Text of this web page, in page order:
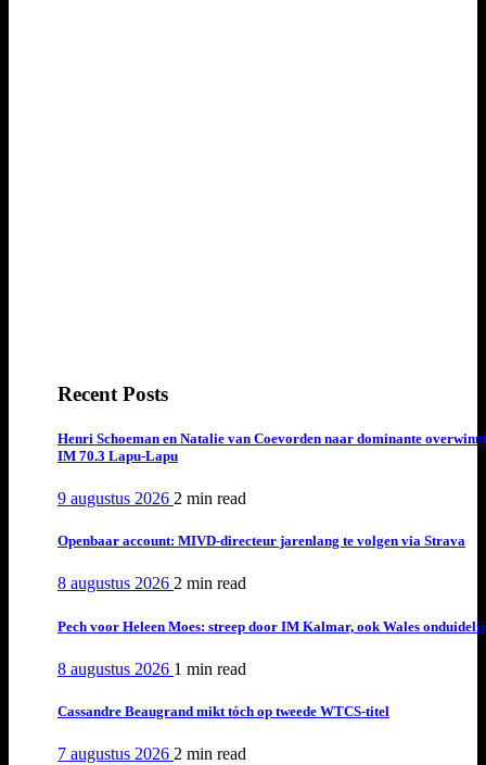
Recent Posts
Henri Schoeman en Natalie van Coevorden naar dominante
IM 70.3 Lapu-Lapu
9 augustus 2026 2 min read
Openbaar account: MIVD-directeur jarenlang te volgen via Strava
8 augustus 2026 2 min read
Pech voor Heleen Moes: streep door IM Kalmar, ook Wales
8 augustus 2026 1 min read
Cassandre Beaugrand mikt tóch op tweede WTCS-titel
7 augustus 2026 2 min read